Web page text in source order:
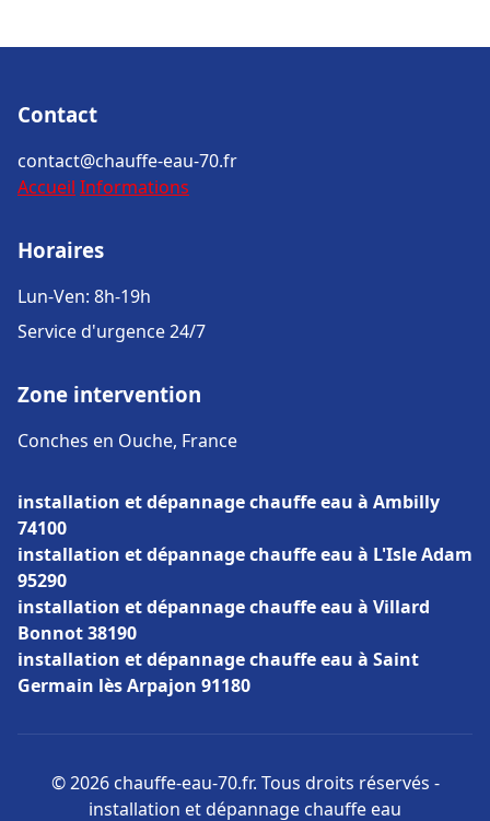
Contact
contact@chauffe-eau-70.fr
Accueil Informations
Horaires
Lun-Ven: 8h-19h
Service d'urgence 24/7
Zone intervention
Conches en Ouche, France
installation et dépannage chauffe eau à Ambilly
74100
installation et dépannage chauffe eau à L'Isle Adam
95290
installation et dépannage chauffe eau à Villard
Bonnot 38190
installation et dépannage chauffe eau à Saint
Germain lès Arpajon 91180
© 2026 chauffe-eau-70.fr. Tous droits réservés -
installation et dépannage chauffe eau